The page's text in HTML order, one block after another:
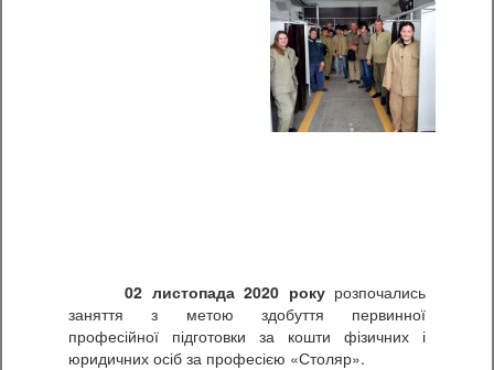
02 листопада 2020 року розпочались
заняття з метою здобуття первинної
професійної підготовки за кошти фізичних і
юридичних осіб за професією «Столяр».